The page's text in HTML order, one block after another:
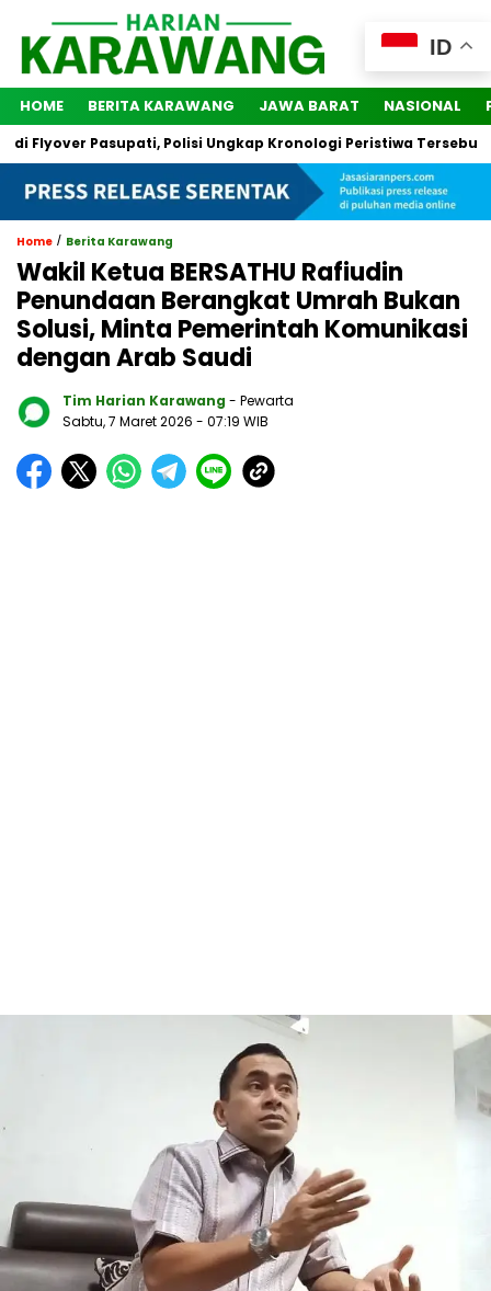
HOME BERITA KARAWANG JAWA BARAT NASIONAL
Pasupati, Polisi Ungkap Kronologi Peristiwa Tersebut
Home / Berita Karawang
Wakil Ketua BERSATHU Rafiudin
Penundaan Berangkat Umrah Bukan
Solusi, Minta Pemerintah Komunikasi
dengan Arab Saudi
Tim Harian Karawang - Pewarta
Sabtu, 7 Maret 2026 - 07:19 WIB
ID